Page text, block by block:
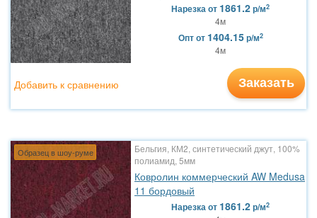
Нарезкаот 1861.2р/м2
4м
Оптот 1404.15р/м2
4м
Заказать
Добавить к сравнению
Образец в шоу-руме
Бельгия, КМ2, синтетический джут, 100%
полиамид, 5мм
Ковролин коммерческий AW Medusa
11 бордовый
Нарезкаот 1861.2р/м2